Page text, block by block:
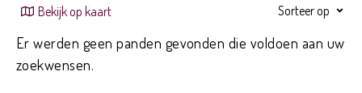
Bekijk op kaart Sorteer op
Er werden geen panden gevonden die voldoen aan uw
zoekwensen.